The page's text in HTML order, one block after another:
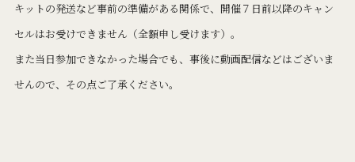
キットの発送など事前の準備がある関係で、開催７日前以降のキャン
セルはお受けできません（全額申し受けます）。
また当日参加できなかった場合でも、事後に動画配信などはございま
せんので、その点ご了承ください。